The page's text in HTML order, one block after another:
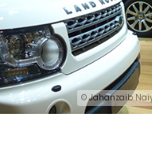
© Jahanzaib